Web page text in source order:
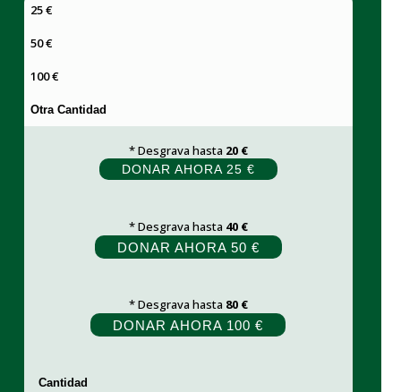
25 €
50 €
100 €
Otra Cantidad
* Desgrava hasta 20 €
DONAR AHORA 25 €
* Desgrava hasta 40 €
DONAR AHORA 50 €
* Desgrava hasta 80 €
DONAR AHORA 100 €
Cantidad